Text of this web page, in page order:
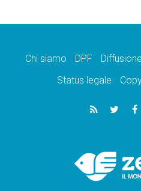
Chi siamo DPF Diffusione
Status legale